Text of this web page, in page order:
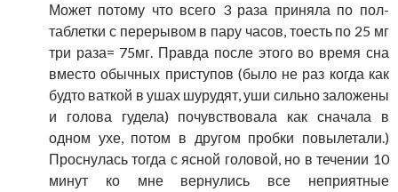
Может потому что всего 3 раза приняла по пол-
таблетки с перерывом в пару часов, тоесть по 25 мг
три раза= 75мг. Правда после этого во время сна
вместо обычных приступов (было не раз когда как
будто ваткой в ушах шурудят, уши сильно заложены
и голова гудела) почувствовала как сначала в
одном ухе, потом в другом пробки повылетали.)
Проснулась тогда с ясной головой, но в течении 10
минут ко мне вернулись все неприятные